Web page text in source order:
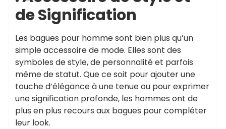
de Signification
Les bagues pour homme sont bien plus qu’un
simple accessoire de mode. Elles sont des
symboles de style, de personnalité et parfois
même de statut. Que ce soit pour ajouter une
touche d’élégance à une tenue ou pour exprimer
une signification profonde, les hommes ont de
plus en plus recours aux bagues pour compléter
leur look.